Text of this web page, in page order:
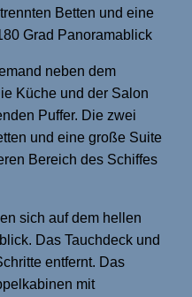
Betten und eine
Grad Panoramablick
neben dem
Küche und der Salon
Puffer. Die zwei
und eine große Suite
Bereich des Schiffes
sich auf dem hellen
Das Tauchdeck und
entfernt. Das
mit